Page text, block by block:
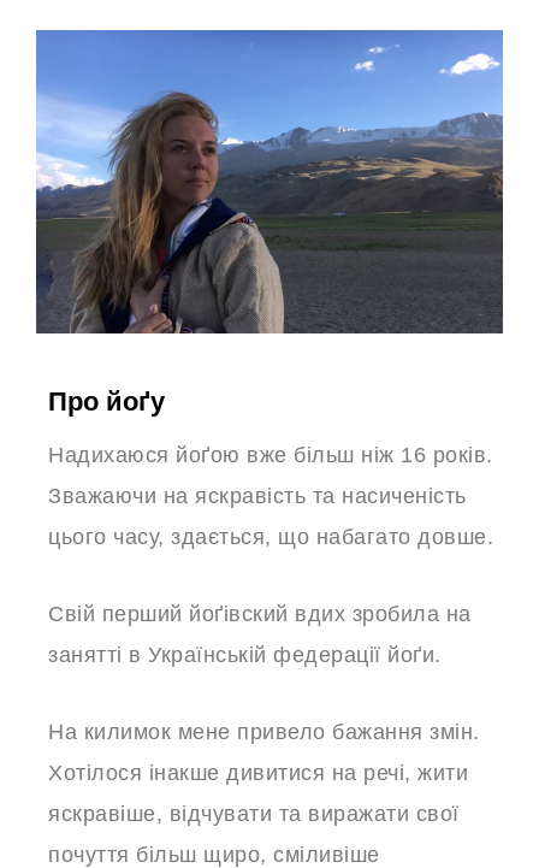
Про йоґу
Надихаюся йоґою вже більш ніж 16 років.
Зважаючи на яскравість та насиченість
цього часу, здається, що набагато довше.
Свій перший йоґівский вдих зробила на
занятті в Українській федерації йоґи.
На килимок мене привело бажання змін.
Хотілося інакше дивитися на речі, жити
яскравіше, відчувати та виражати свої
почуття більш щиро, сміливіше